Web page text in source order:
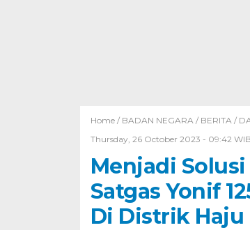
Home / BADAN NEGARA/ BERITA/
Thursday, 26 October 2023 - 09:42 WIB
Menjadi
Satgas Yonif
Di Distrik Haju